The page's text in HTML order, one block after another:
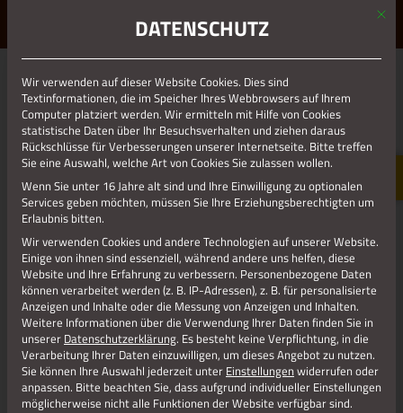
ERLEBE STOLBERG.ERLEBE DICH.
WANDERERLEBNIS RUREIFEL
Seit 2025 ist Stolberg Teil der Rureifel Tourismus GmbH und
wir freuen
uns, Ihnen
viele weitere
Wanderwege
können. Eine
Übersicht
finden Sie auf
unserer
Homepage
unter
folgendem
Link
Mit
DATENSCHUTZ
Wir verwenden auf dieser Website Cookies. Dies sind
Textinformationen, die im Speicher Ihres Webbrowsers auf Ihrem
Computer platziert werden. Wir ermitteln mit Hilfe von Cookies
statistische Daten über Ihr Besuchsverhalten und ziehen daraus
Rückschlüsse für Verbesserungen unserer Internetseite. Bitte treffen
Sie eine Auswahl, welche Art von Cookies Sie zulassen wollen.
Wenn Sie unter 16 Jahre alt sind und Ihre Einwilligung zu optionalen
Services geben möchten, müssen Sie Ihre Erziehungsberechtigten um
Erlaubnis bitten.
Wir verwenden Cookies und andere Technologien auf unserer Website.
Einige von ihnen sind essenziell, während andere uns helfen, diese
Website und Ihre Erfahrung zu verbessern. Personenbezogene Daten
können verarbeitet werden (z. B. IP-Adressen), z. B. für personalisierte
Anzeigen und Inhalte oder die Messung von Anzeigen und Inhalten.
Weitere Informationen über die Verwendung Ihrer Daten finden Sie in
unserer Datenschutzerklärung. Es besteht keine Verpflichtung, in die
Verarbeitung Ihrer Daten einzuwilligen, um dieses Angebot zu nutzen.
Sie können Ihre Auswahl jederzeit unter Einstellungen widerrufen oder
anpassen. Bitte beachten Sie, dass aufgrund individueller Einstellungen
möglicherweise nicht alle Funktionen der Website verfügbar sind.